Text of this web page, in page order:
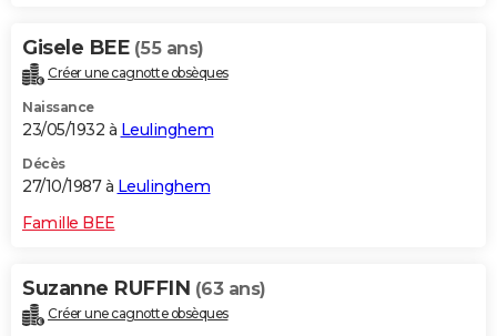
Gisele BEE (55 ans)
Créer une cagnotte obsèques
Naissance
23/05/1932 à Leulinghem
Décès
27/10/1987 à Leulinghem
Famille BEE
Suzanne RUFFIN (63 ans)
Créer une cagnotte obsèques